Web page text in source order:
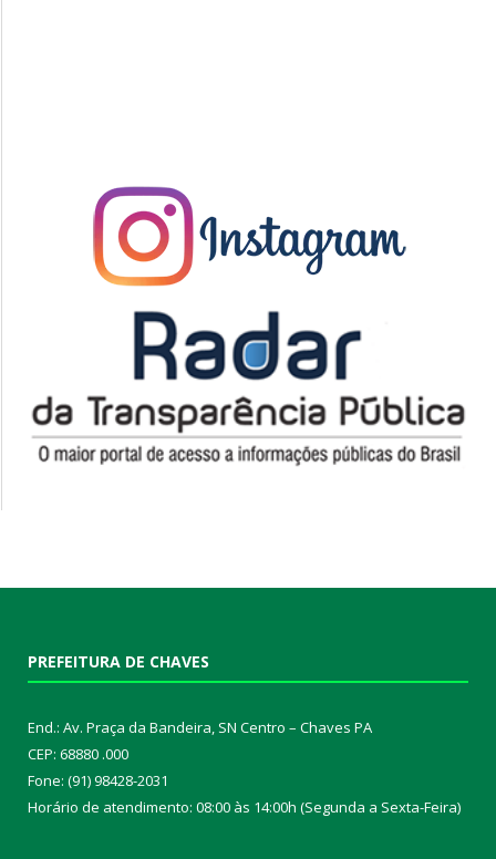
PREFEITURA DE CHAVES
End.: Av. Praça da Bandeira, SN Centro – Chaves PA
CEP: 68880 .000
Fone: (91) 98428-2031
Horário de atendimento: 08:00 às 14:00h (Segunda a Sexta-Feira)